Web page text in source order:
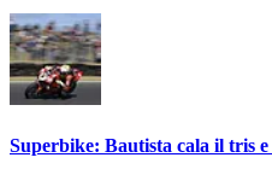
Superbike: Bautista cala il tris